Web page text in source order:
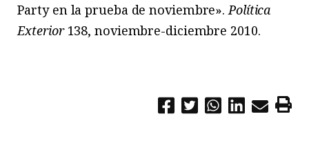
Party en la prueba de noviembre». Política
Exterior138, noviembre-diciembre 2010.